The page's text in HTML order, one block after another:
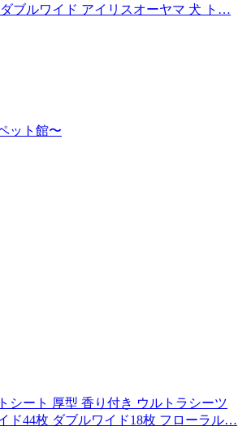
ブルワイド アイリスオーヤマ 犬 ト…
ット館〜
シート 厚型 香り付き ウルトラシーツ
ド44枚 ダブルワイド18枚 フローラル…